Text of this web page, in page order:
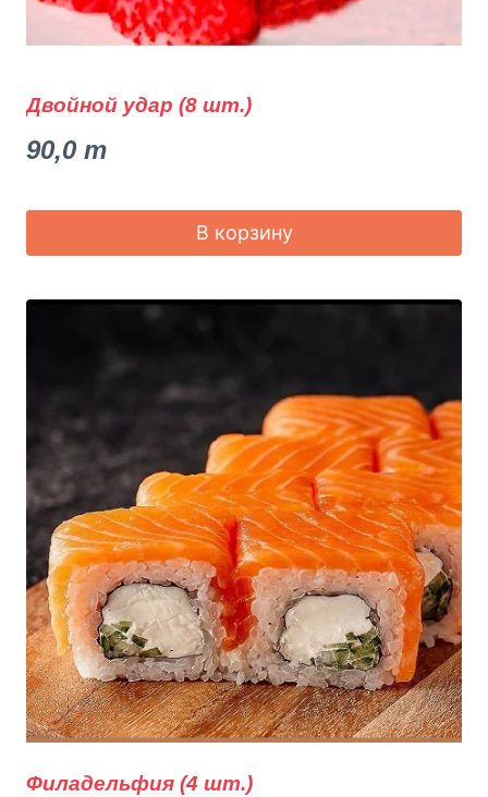
Двойной удар (8 шт.)
90,0 m
В корзину
Филадельфия (4 шт.)